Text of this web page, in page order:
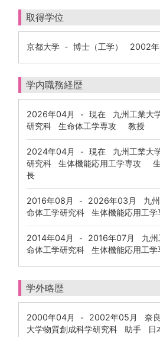
取得学位
京都大学 - 博士（工学） 2002年
学内職務経歴
2026年04月 - 現在 九州工業大
研究科 生命体工学専攻 教授
2024年04月 - 現在 九州工業大
研究科 生体機能応用工学専攻 生
長
2016年08月 - 2026年03月
九
命体工学研究科 生体機能応用工
2014年04月 - 2016年07月
九州
命体工学研究科 生体機能応用工
学外略歴
2000年04月 - 2002年05月
奈
大学物質創成科学研究科 助手 日